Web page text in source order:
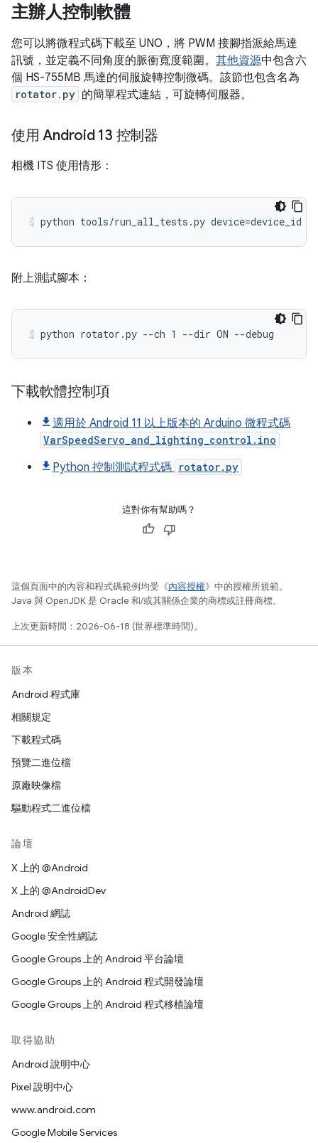
主辦人控制軟體
您可以將微程式碼下載至 UNO，將 PWM 接腳指派給馬達
訊號，並定義不同角度的脈衝寬度範圍。 其他資源中包含六
個 HS-755MB 馬達的伺服旋轉控制微碼。該節也包含名為
rotator.py 的簡單程式連結，可旋轉伺服器。
使用 Android 13 控制器
相機 ITS 使用情形：
附上測試腳本：
下載軟體控制項
適用於 Android 11 以上版本的 Arduino 微程式碼
VarSpeedServo_and_lighting_control.ino
Python 控制測試程式碼 rotator.py
這對你有幫助嗎？
這個頁面中的內容和程式碼範例均受《內容授權》中的授權所規範。
Java 與 OpenJDK 是 Oracle 和/或其關係企業的商標或註冊商標。
上次更新時間：2026-06-18 (世界標準時間)。
版本
Android 程式庫
相關規定
下載程式碼
預覽二進位檔
原廠映像檔
驅動程式二進位檔
論壇
X 上的 @Android
X 上的 @AndroidDev
Android 網誌
Google 安全性網誌
Google Groups 上的 Android 平台論壇
Google Groups 上的 Android 程式開發論壇
Google Groups 上的 Android 程式移植論壇
取得協助
Android 說明中心
Pixel 說明中心
www.android.com
Google Mobile Services